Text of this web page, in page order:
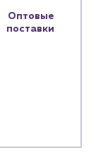
Оптовые
поставки